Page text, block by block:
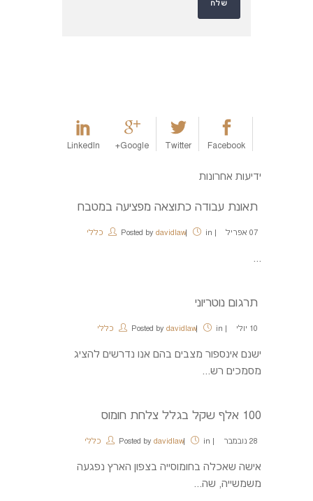
Facebook
Twitter
Google+
LinkedIn
ידיעות אחרונות
תאונת עבודה כתוצאה מפציעה במטבח
07 אפריל Posted by davidlaw in כללי
...
תרגום נוטריוני
10 יולי Posted by davidlaw in כללי
ישנם אינספור מצבים בהם אנו נדרשים להציג
מסמכים רש...
100 אלף שקל בגלל צלחת חומוס
28 נובמבר Posted by davidlaw in כללי
אישה שאכלה בחומוסייה בצפון הארץ נפגעה
משמשייה, שה...